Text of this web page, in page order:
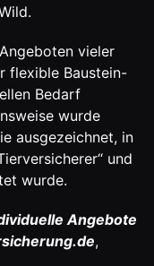
vieler
flexible Baustein-
Bedarf
wurde
ausgezeichnet, in
und
wurde.
Angebote
,